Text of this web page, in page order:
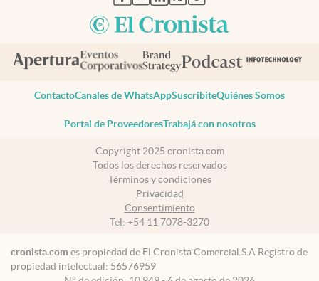
ContactoCanales de WhatsAppSuscribiteQuiénes Somos
Portal de ProveedoresTrabajá con nosotros
Copyright 2025 cronista.com
Todos los derechos reservados
Términos y condiciones
Privacidad
Consentimiento
Tel: +54 11 7078-3270
cronista.com es propiedad de El Cronista Comercial S.A Registro de
propiedad intelectual: 56576959